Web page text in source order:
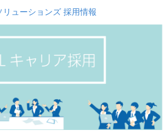
ューションズ 採用情報